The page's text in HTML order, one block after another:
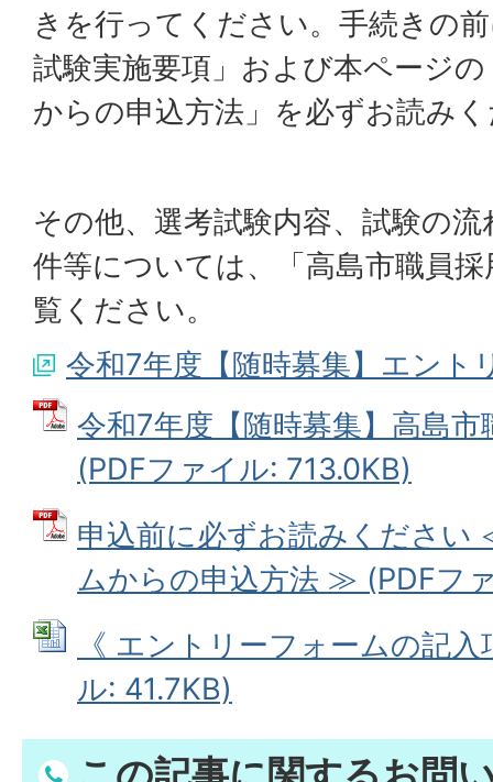
きを行ってください。手続きの
試験実施要項」および本ページ
からの申込方法」を必ずお読み
その他、選考試験内容、試験の
件等については、「高島市職員
覧ください。
令和7年度【随時募集】エント
令和7年度【随時募集】高島
(PDFファイル: 713.0KB)
申込前に必ずお読みくださ
ムからの申込方法 ≫ (PDFフ
《 エントリーフォームの記
ル: 41.7KB)